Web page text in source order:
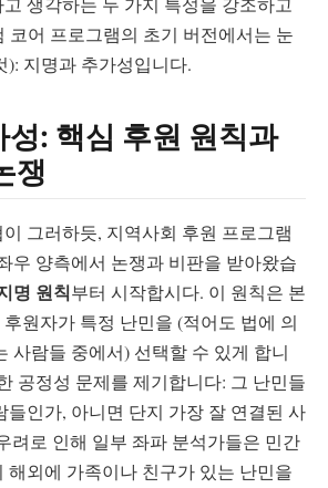
코어 프로그램의 초기 버전에서는 눈
): 지명과 추가성입니다.
성: 핵심 후원 원칙과
쟁
그러하듯, 지역사회 후원 프로그램
우 양측에서 논쟁과 비판을 받아왔습
명 원칙부터 시작합시다. 이 원칙은 본
원자가 특정 난민을 (적어도 법에 의
사람들 중에서) 선택할 수 있게 합니
공정성 문제를 제기합니다: 그 난민들
들인가, 아니면 단지 가장 잘 연결된 사
려로 인해 일부 좌파 분석가들은 민간
해외에 가족이나 친구가 있는 난민을